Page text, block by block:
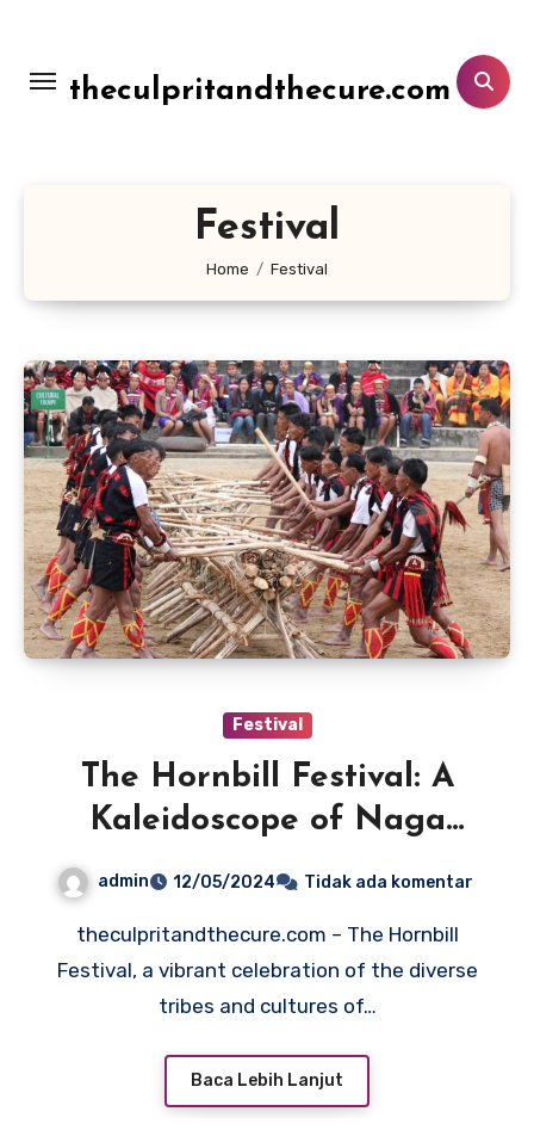
konten
theculpritandthecure.com
Festival
Home Festival
Festival
The Hornbill Festival: A
Kaleidoscope of Naga
admin 12/05/2024 Tidak ada komentar
theculpritandthecure.com – The Hornbill
Festival, a vibrant celebration of the diverse
tribes and cultures of…
Baca Lebih Lanjut